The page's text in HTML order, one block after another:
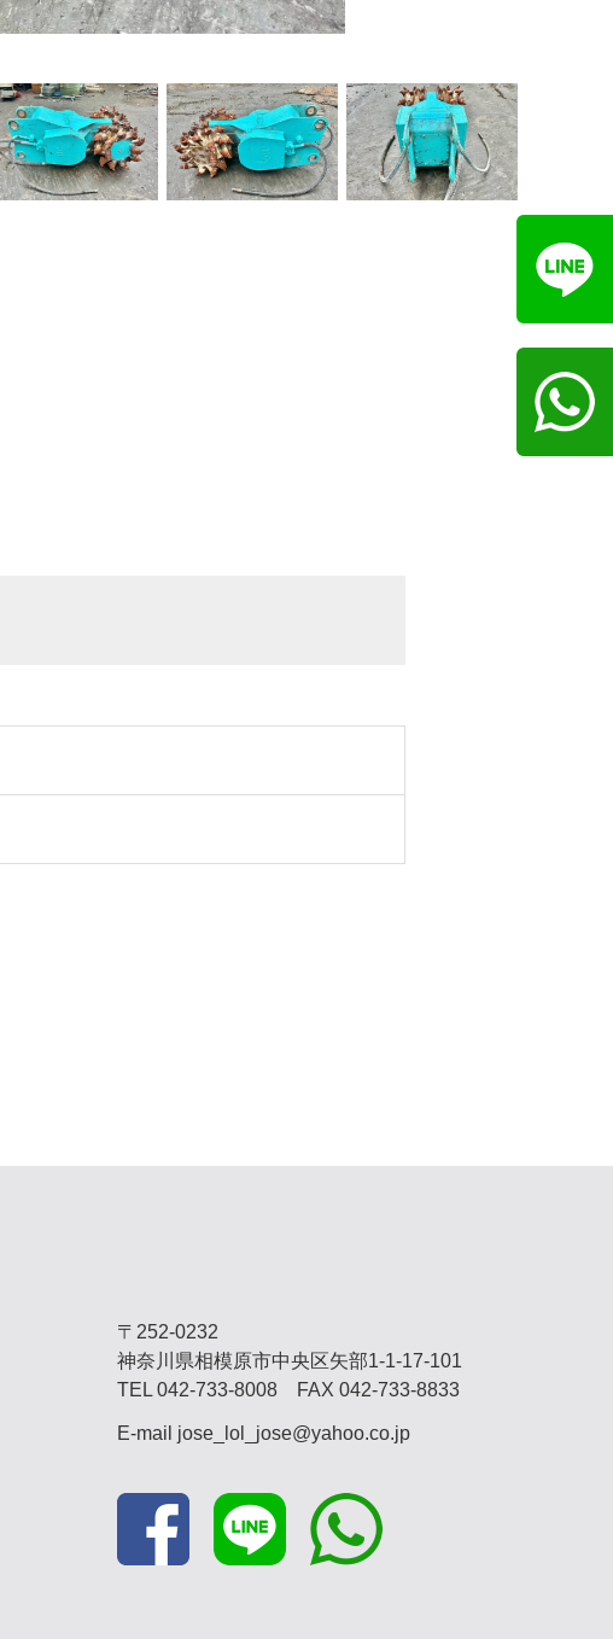
〒252-0232
神奈川県相模原市中央区矢部1-1-17-101
TEL 042-733-8008FAX 042-733-8833
E-mail jose_lol_jose@yahoo.co.jp